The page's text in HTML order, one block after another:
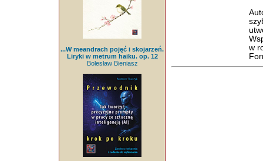
...W meandrach pojęć i skojarzeń.
Liryki w metrum haiku. op. 12
Bolesław Bieniasz
w